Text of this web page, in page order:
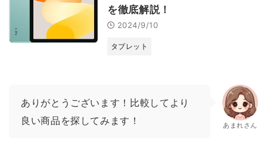
を徹底解説！
2024/9/10
タブレット
ありがとうございます！比較してより
良い商品を探してみます！
あまれさん